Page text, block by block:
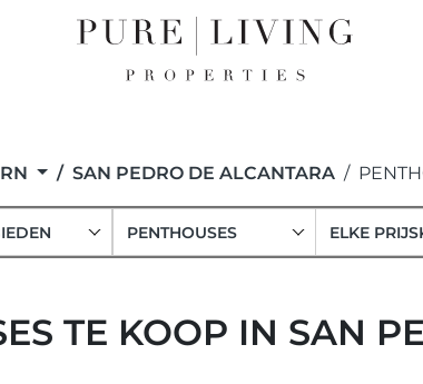
SAN PEDRO DE ALCANTARA
PENTHOUSES ELKE
TE KOOP IN SAN